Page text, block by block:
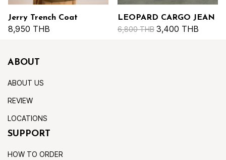
Jerry Trench Coat
8,950 THB
LEOPARD CARGO JEAN
6,800 THB 3,400 THB
ABOUT
ABOUT US
REVIEW
LOCATIONS
SUPPORT
HOW TO ORDER